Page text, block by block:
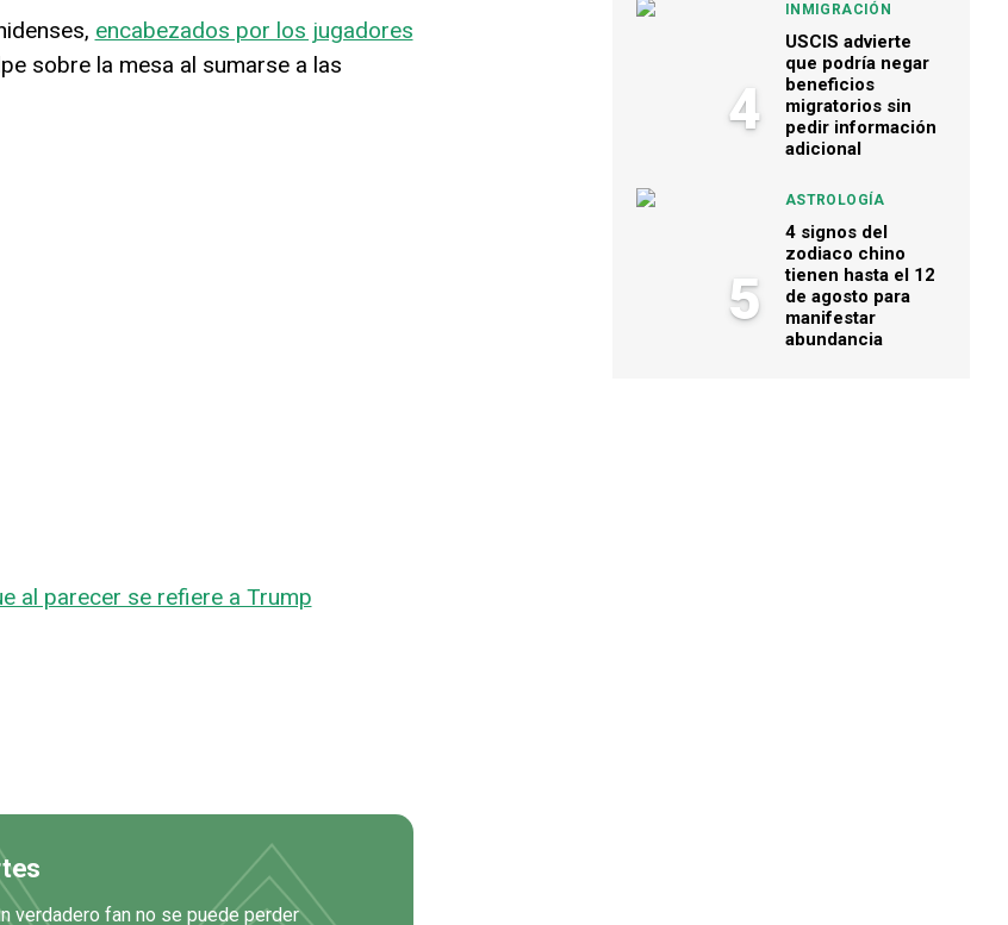
encabezados por los jugadores
sobre la mesa al sumarse a las
al parecer se refiere a Trump
verdadero fan no se puede perder
4
INMIGRACIÓN
USCIS advierte
que podría negar
beneficios
migratorios sin
pedir información
adicional
5
ASTROLOGÍA
4 signos del
zodiaco chino
tienen hasta el 12
de agosto para
manifestar
abundancia